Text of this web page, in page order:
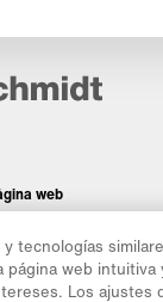
web
tecnologías
página web intuitiva
Los ajustes